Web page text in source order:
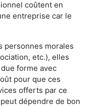
coûtent en
entreprise car le
personnes morales
etc.), elles
forme avec
pour que ces
offerts par ce
dépendre de bon